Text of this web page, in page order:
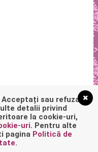
sau refuzați
detalii privind
la cookie-uri,
uri. Pentru alte
pagina Politică de
.